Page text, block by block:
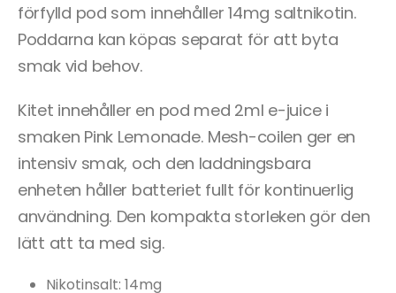
förfylld pod som innehåller 14mg saltnikotin.
Poddarna kan köpas separat för att byta
smak vid behov.
Kitet innehåller en pod med 2ml e-juice i
smaken Pink Lemonade. Mesh-coilen ger en
intensiv smak, och den laddningsbara
enheten håller batteriet fullt för kontinuerlig
användning. Den kompakta storleken gör den
lätt att ta med sig.
Nikotinsalt: 14mg